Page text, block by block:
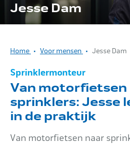
Mensen
Kom werken!
Impact
Onderhoud
Jesse Dam
Home Voor mensen Jesse Dam
Sprinklermonteur
Van motorfietsen
sprinklers: Jesse
in de praktijk
Van motorfietsen naar